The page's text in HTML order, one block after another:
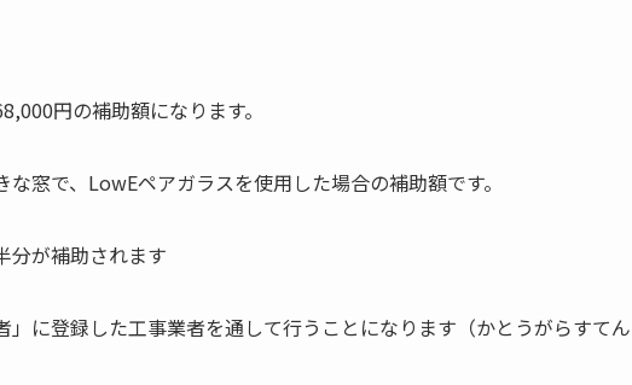
円の補助額になります。
窓で、LowEペアガラスを使用した場合の補助額です。
分が補助されます
に登録した工事業者を通して行うことになります（かとうがらすてん